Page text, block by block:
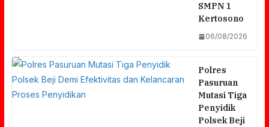
SMPN 1
Kertosono
06/08/2026
Polres
Pasuruan
Mutasi Tiga
Penyidik
Polsek Beji